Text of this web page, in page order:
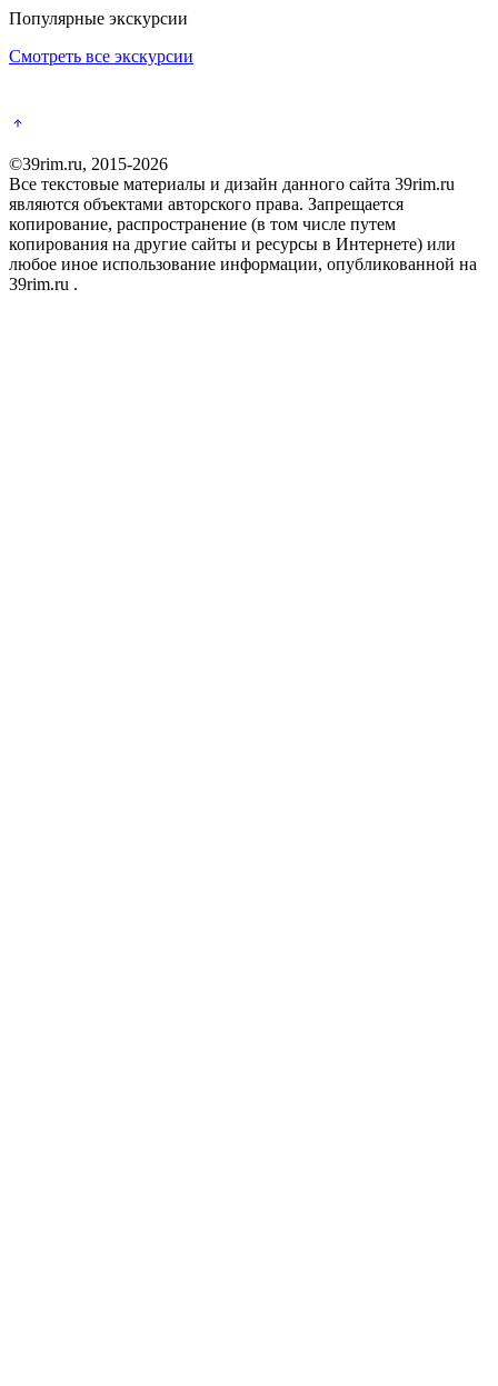
Популярные экскурсии
Смотреть все экскурсии
©39rim.ru, 2015-2026
Все текстовые материалы и дизайн данного сайта 39rim.ru
являются объектами авторского права. Запрещается
копирование, распространение (в том числе путем
копирования на другие сайты и ресурсы в Интернете) или
любое иное использование информации, опубликованной на
39rim.ru .